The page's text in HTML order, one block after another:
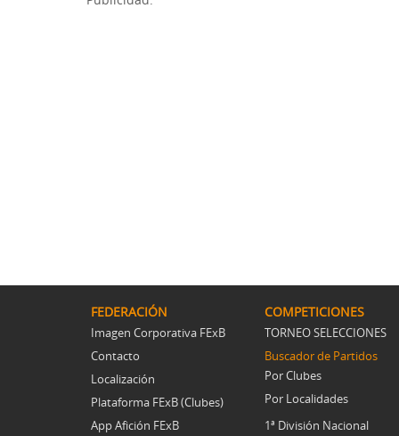
FEDERACIÓN
Imagen Corporativa FExB
Contacto
Localización
Plataforma FExB (Clubes)
App Afición FExB
COMPETICIONES
TORNEO SELECCIONES
Buscador de Partidos
Por Clubes
Por Localidades
1ª División Nacional